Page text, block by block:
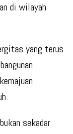
di wilayah
yang terus
sekadar